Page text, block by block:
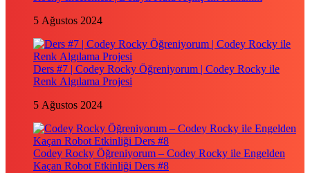
5 Ağustos 2024
Ders #7 | Codey Rocky Öğreniyorum | Codey Rocky ile
Renk Algılama Projesi
5 Ağustos 2024
Codey Rocky Öğreniyorum – Codey Rocky ile Engelden
Kaçan Robot Etkinliği Ders #8